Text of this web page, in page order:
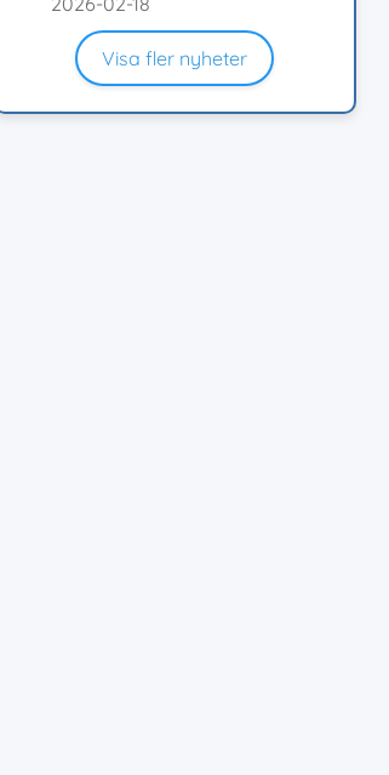
Visa fler nyheter